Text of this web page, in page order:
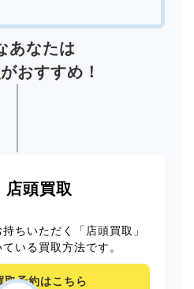
あなたは
がおすすめ！
店頭買取
ちいただく「店頭買取」
いる買取方法です。
取予約はこちら